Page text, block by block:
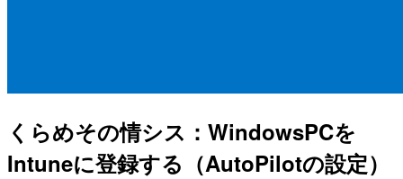
くらめその情シス：WindowsPCを
Intuneに登録する（AutoPilotの設定）